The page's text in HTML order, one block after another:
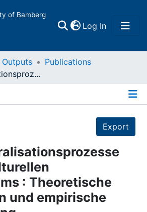
of Bamberg
Log In(current)
Outputs
Publications
Interkulturalisationsprozesse in multikulturellen Kreativteams : Theoretische Konzeption und empirische Überprüfung
Export
: Theoretische
und empirische